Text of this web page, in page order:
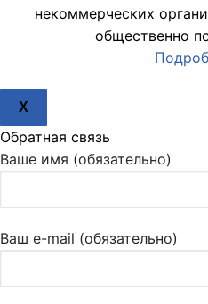
некоммерческих
общественно
X
Обратная связь
Ваше имя (обязательно)
Ваш e-mail (обязательно)